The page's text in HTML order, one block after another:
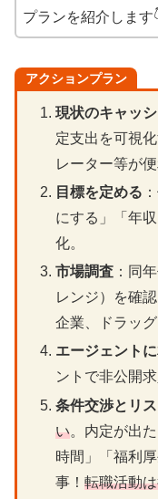
プランを紹介します
アクションプラン
現状のキャッ
定支出を可視
レーター等が便
目標を定める
にする」「年
化。
市場調査：同
レンジ）を確
企業、ドラッ
エージェント
ントで非公開
条件交渉とリ
い。内定が出
時間」「福利
事！ 転職活動